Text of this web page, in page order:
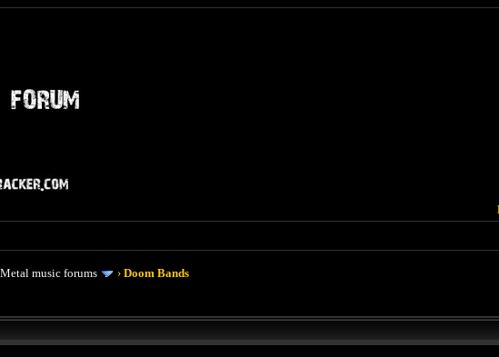
Metal music forums ›Doom Bands